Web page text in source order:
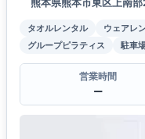
タオルレンタル ウェアレ
グループピラティス
駐車
営業時間
ー